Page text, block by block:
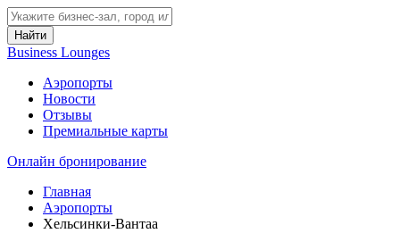
Найти
Business Lounges
Аэропорты
Новости
Отзывы
Премиальные карты
Онлайн бронирование
Главная
Аэропорты
Хельсинки-Вантаа